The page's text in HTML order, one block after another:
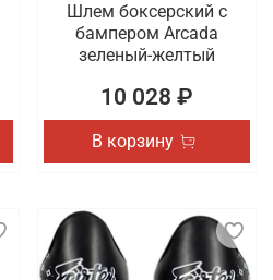
Шлем боксерский с
бампером Arcada
зеленый-желтый
10 028 ₽
В корзину